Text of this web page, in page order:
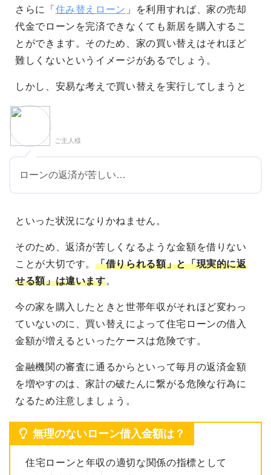
さらに「 住み替えローン 」を利用すれば、家の売却
代金でローンを完済できなくても新居を購入するこ
とができます。そのため、家の買い替えはそれほど
難しくないというイメージがあるでしょう。
しかし、安易な考えで買い替えを実行してしまうと
ご主人様
ローンの返済が苦しい…
といった状況になりかねません。
そのため、返済が苦しくなるような金額を借りない
ことが大切です。「借りられる額」と「現実的に返
せる額」は違います。
今の家を購入したときと世帯年収がそれほど変わっ
ていないのに、買い替えによって住宅ローンの借入
金額が増えるといったケースは危険です。
金融機関の審査に通るからといって毎月の返済金額
を増やすのは、家計の破たんに繋がる危険な行為に
なるため注意しましょう。
無理のないローン借入金額は？
住宅ローンと年収の適切な関係の指標として